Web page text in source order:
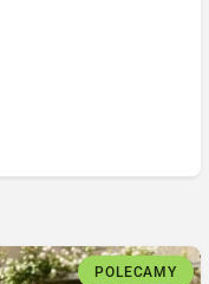
POLECAMY